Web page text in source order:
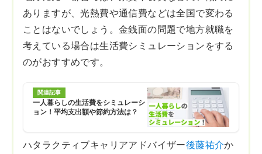
ありますが、光熱費や通信費などは全国で変わる
ことはないでしょう。金銭面の問題で地方就職を
考えている場合は生活費シミュレーションをする
のがおすすめです。
関連記事
一人暮らしの生活費をシミュレーシ
ョン！平均支出額や節約方法は？
ハタラクティブキャリアアドバイザー後藤祐介か